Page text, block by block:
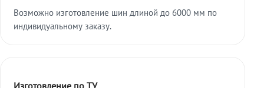
Возможно изготовление шин длиной до 6000 мм по
индивидуальному заказу.
Изготовление по ТУ